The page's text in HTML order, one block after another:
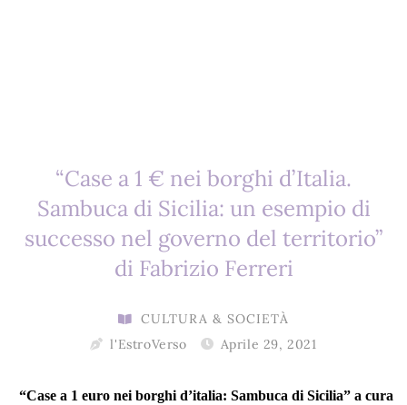
“Case a 1 € nei borghi d’Italia.
Sambuca di Sicilia: un esempio di
successo nel governo del territorio”
di Fabrizio Ferreri
CULTURA & SOCIETÀ
l'EstroVerso
Aprile 29, 2021
“Case a 1 euro nei borghi d’italia: Sambuca di Sicilia” a cura